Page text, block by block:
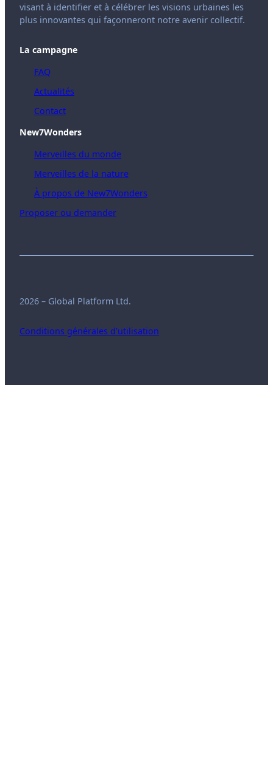
visant à identifier et à célébrer les visions urbaines les
plus innovantes qui façonneront notre avenir collectif.
La campagne
FAQ
Actualités
Contact
New7Wonders
Merveilles du monde
Merveilles de la nature
À propos de New7Wonders
Proposer ou demander
2026 – Global Platform Ltd.
Conditions générales d’utilisation